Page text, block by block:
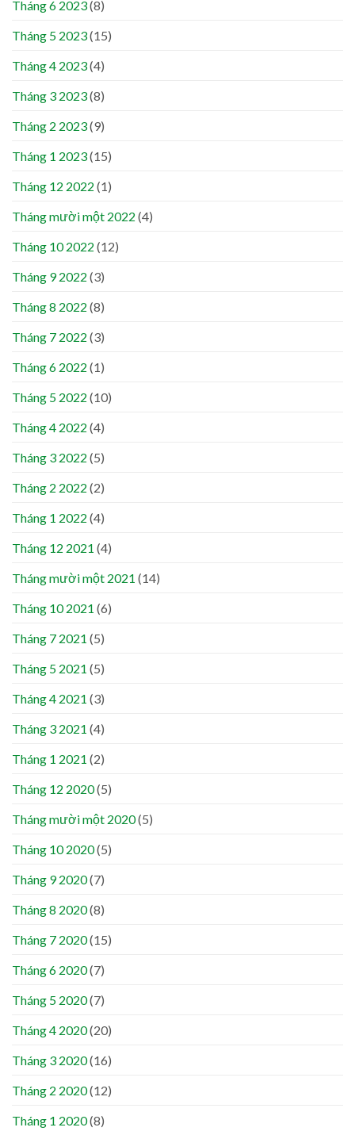
Tháng 6 2023(8)
Tháng 5 2023(15)
Tháng 4 2023(4)
Tháng 3 2023(8)
Tháng 2 2023(9)
Tháng 1 2023(15)
Tháng 12 2022 (1)
Tháng mười một 2022 (4)
Tháng 10 2022 (12)
Tháng 9 2022 (3)
Tháng 8 2022 (8)
Tháng 7 2022 (3)
Tháng 6 2022 (1)
Tháng 5 2022 (10)
Tháng 4 2022 (4)
Tháng 3 2022 (5)
Tháng 2 2022 (2)
Tháng 1 2022 (4)
Tháng 12 2021 (4)
Tháng mười một 2021 (14)
Tháng 10 2021 (6)
Tháng 7 2021 (5)
Tháng 5 2021 (5)
Tháng 4 2021 (3)
Tháng 3 2021 (4)
Tháng 1 2021 (2)
Tháng 12 2020(5)
Tháng mười một 2020(5)
Tháng 10 2020(5)
Tháng 9 2020(7)
Tháng 8 2020(8)
Tháng 7 2020(15)
Tháng 6 2020(7)
Tháng 5 2020(7)
Tháng 4 2020(20)
Tháng 3 2020(16)
Tháng 2 2020(12)
Tháng 1 2020(8)